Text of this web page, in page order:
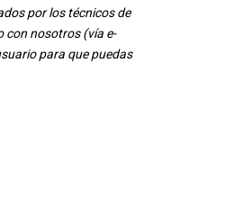
por los técnicos de
con nosotros (vía e-
para que puedas